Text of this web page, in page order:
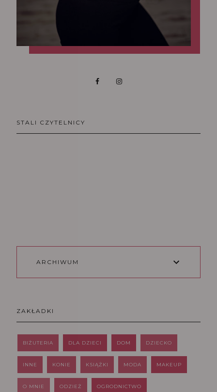
STALI CZYTELNICY
ARCHIWUM
ZAKŁADKI
BIŻUTERIA DLA DZIECI DOM DZIECKO
INNE KONIE KSIĄŻKI MODA MAKEUP
O MNIE ODZIEŻ OGRODNICTWO